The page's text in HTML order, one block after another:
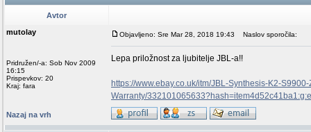
Avtor
mutolay
Pridružen/-a: Sob Nov 2009
16:15
Prispevkov: 20
Kraj: fara
Objavljeno: Sre Mar 28, 2018 19:43 Naslov sporočila:
Lepa priložnost za ljubitelje JBL-a!!
https://www.ebay.co.uk/itm/JBL-Synthesis-K2-
Warranty/
Nazaj na vrh